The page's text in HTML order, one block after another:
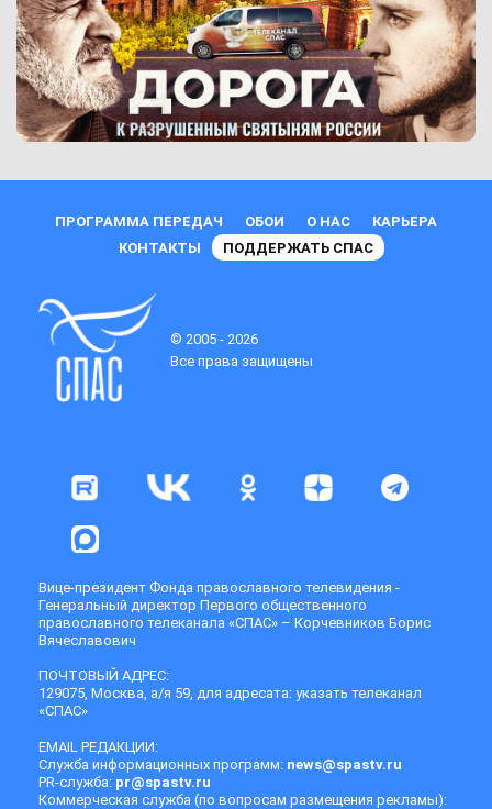
ПРОГРАММА ПЕРЕДАЧ ОБОИ О НАС
КАРЬЕРА
КОНТАКТЫ
ПОДДЕРЖАТЬ СПАС
© 2005 - 2026
Все права защищены
Вице-президент Фонда православного телевидения -
Генеральный директор Первого общественного
православного телеканала «СПАС» – Корчевников Борис
Вячеславович
ПОЧТОВЫЙ АДРЕС:
129075, Москва, а/я 59, для адресата: указать телеканал
«СПАС»
EMAIL РЕДАКЦИИ:
Служба информационных программ: news@spastv.ru
PR-служба: pr@spastv.ru
Коммерческая служба (по вопросам размещения рекламы):